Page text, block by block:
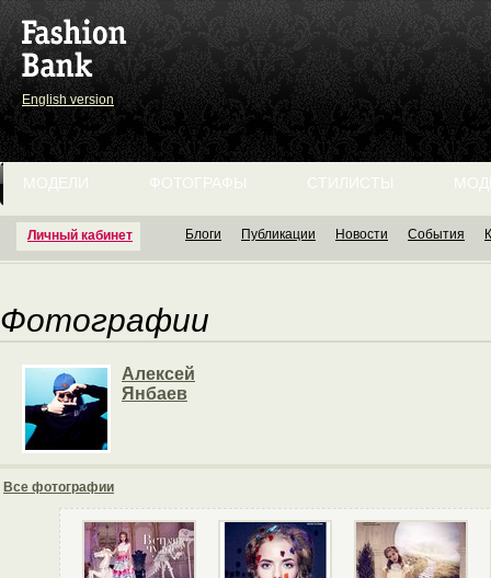
English version
Личный кабинет
МОДЕЛИ ФОТОГРАФЫ СТИЛИСТЫ
Блоги Публикации Новости События
Фотографии
Алексей
Янбаев
Все фотографии